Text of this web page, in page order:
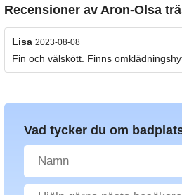
Recensioner av Aron-Olsa
Lisa 2023-08-08
Fin och välskött. Finns
Vad tycker du om